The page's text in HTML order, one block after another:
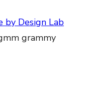
by Design Lab
grammy